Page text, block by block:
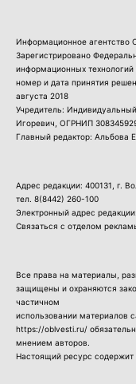
Информационное агентство
Зарегистрировано
информационных
номер и дата принятия
августа 2018
Учредитель:
Игоревич, ОГРНИП
Главный редактор: Альбова
Адрес редакции: 400131, г.
тел. 8(8442) 260-100
Электронный адрес
Связаться с отделом
Все права на материалы,
защищены и охраняются
частичном
использовании материалов
https://oblvesti.ru/
мнением авторов.
Настоящий ресурс